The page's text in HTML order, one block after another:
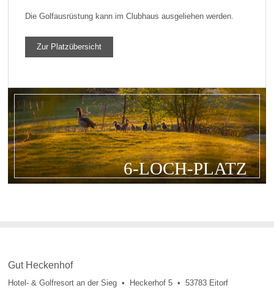
Die Golfausrüstung kann im Clubhaus ausgeliehen werden.
Zur Platzübersicht
6-LOCH-PLATZ
Gut Heckenhof
Hotel- & Golfresort an der Sieg • Heckerhof 5 • 53783 Eitorf